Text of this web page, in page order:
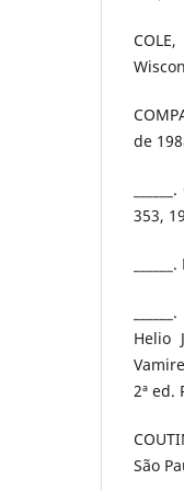
de
353,
Helio
2ª ed.
São